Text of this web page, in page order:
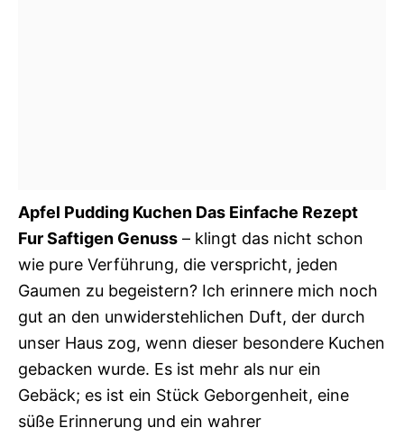
Apfel Pudding Kuchen Das Einfache Rezept
Fur Saftigen Genuss – klingt das nicht schon
wie pure Verführung, die verspricht, jeden
Gaumen zu begeistern? Ich erinnere mich noch
gut an den unwiderstehlichen Duft, der durch
unser Haus zog, wenn dieser besondere Kuchen
gebacken wurde. Es ist mehr als nur ein
Gebäck; es ist ein Stück Geborgenheit, eine
süße Erinnerung und ein wahrer